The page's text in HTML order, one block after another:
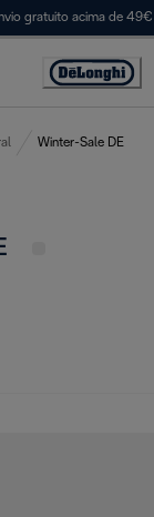
gratuito acima de 49€
Accessibility
Winter-Sale DE